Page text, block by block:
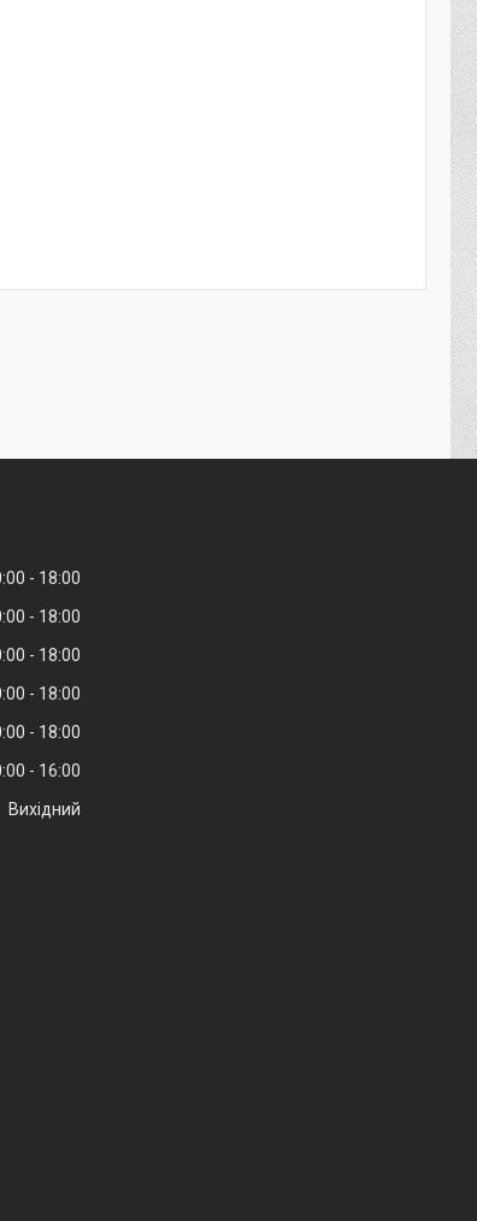
18:00
18:00
18:00
18:00
18:00
16:00
Вихідний